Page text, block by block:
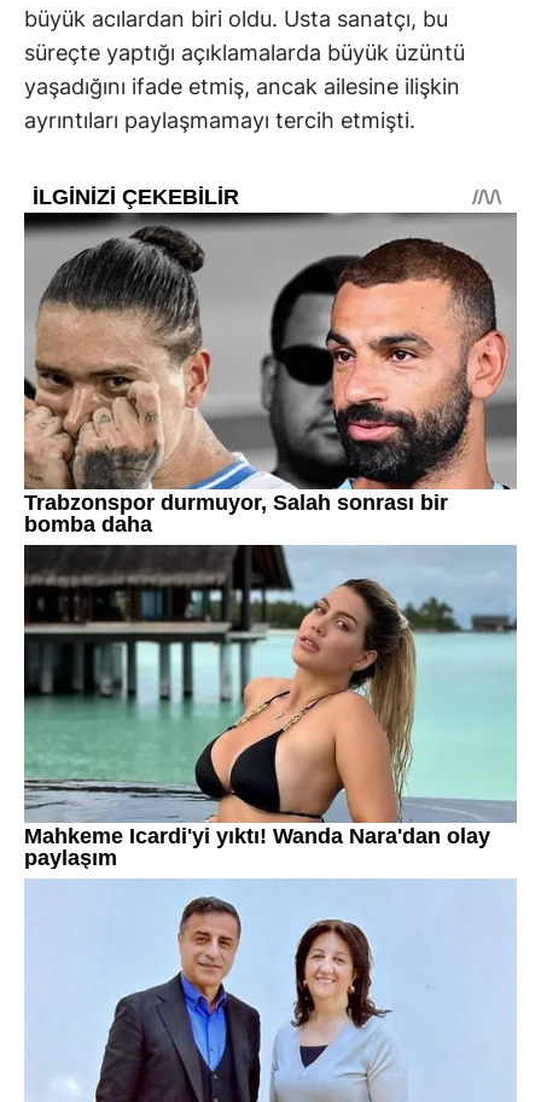
büyük acılardan biri oldu. Usta sanatçı, bu
süreçte yaptığı açıklamalarda büyük üzüntü
yaşadığını ifade etmiş, ancak ailesine ilişkin
ayrıntıları paylaşmamayı tercih etmişti.